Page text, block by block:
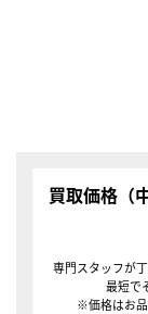
買取価格（
専門スタッフが
最短で
※価格はお品